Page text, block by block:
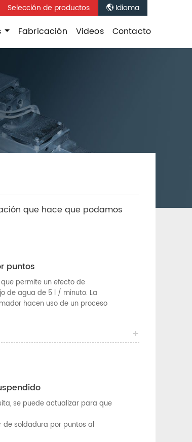
Selección de productos  Idioma
Fabricación Videos Contacto
que hace que podamos
puntos
permite un efecto de
de agua de 5 l / minuto. La
hacen uso de un proceso
se puede actualizar para que
de soldadura por puntos al